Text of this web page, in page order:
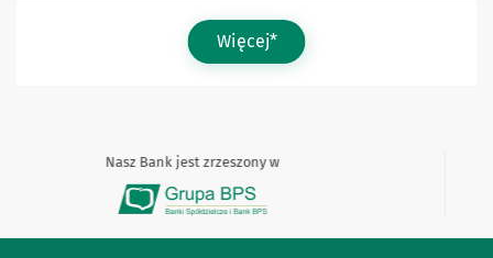
Więcej*
Nasz Bank jest zrzeszony w